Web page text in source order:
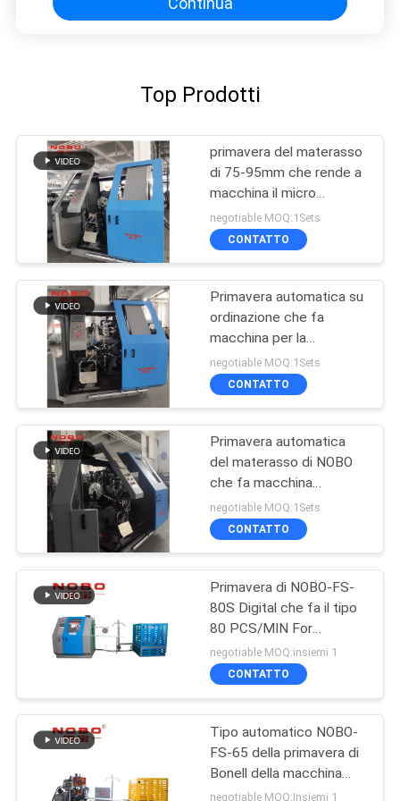
Top Prodotti
primavera del materasso
di 75-95mm che rende a
macchina il micro
macchinario premente
della primavera di Bonnell
negotiable MOQ:1Sets
CONTATTO
Primavera automatica su
ordinazione che fa
macchina per la
primavera di Bonnell del
materasso
negotiable MOQ:1Sets
CONTATTO
Primavera automatica
del materasso di NOBO
che fa macchina
80pcs/Min
negotiable MOQ:1Sets
CONTATTO
Primavera di NOBO-FS-
80S Digital che fa il tipo
80 PCS/MIN For
Mattress di Bonell della
macchina
negotiable MOQ:insiemi 1
CONTATTO
Tipo automatico NOBO-
FS-65 della primavera di
Bonell della macchina
della bobinatrice del
negotiable MOQ:Insiemi 1